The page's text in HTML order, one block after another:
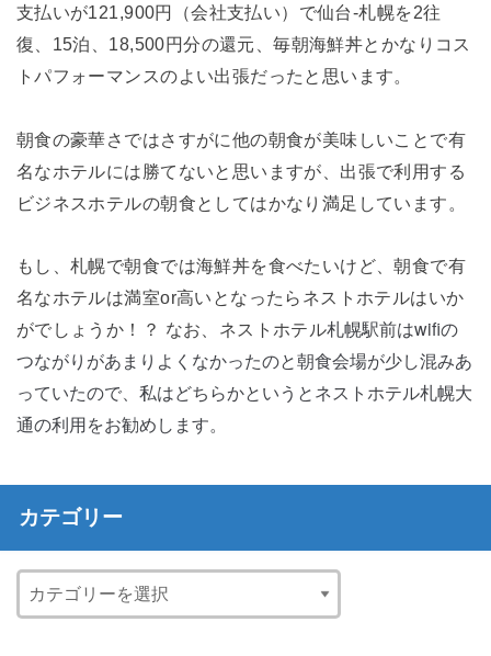
支払いが121,900円（会社支払い）で仙台-札幌を2往
復、15泊、18,500円分の還元、毎朝海鮮丼とかなりコス
トパフォーマンスのよい出張だったと思います。
朝食の豪華さではさすがに他の朝食が美味しいことで有
名なホテルには勝てないと思いますが、出張で利用する
ビジネスホテルの朝食としてはかなり満足しています。
もし、札幌で朝食では海鮮丼を食べたいけど、朝食で有
名なホテルは満室or高いとなったらネストホテルはいか
がでしょうか！？ なお、ネストホテル札幌駅前はwifiの
つながりがあまりよくなかったのと朝食会場が少し混みあ
っていたので、私はどちらかというとネストホテル札幌大
通の利用をお勧めします。
カテゴリー